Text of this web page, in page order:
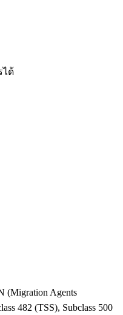
ได้
Agents
482 (TSS), Subclass 500